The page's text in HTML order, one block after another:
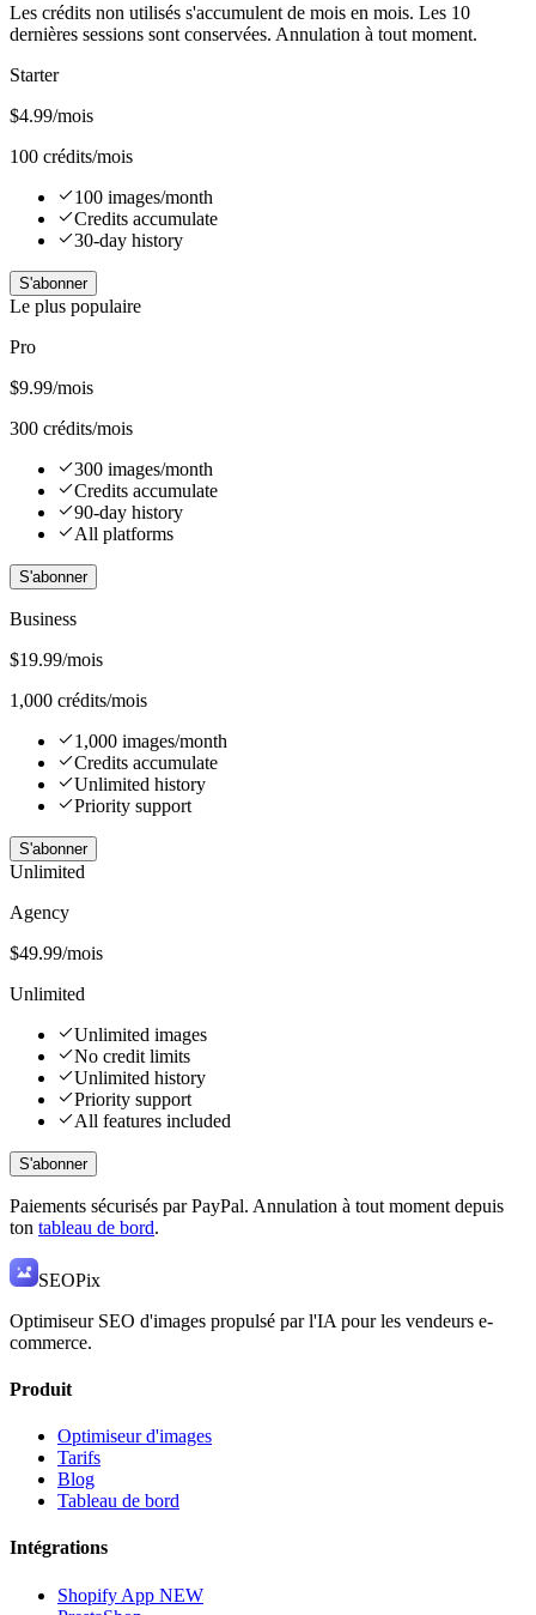
Les crédits non utilisés s'accumulent de mois en mois. Les 10
dernières sessions sont conservées. Annulation à tout moment.
Starter
$4.99/mois
100 crédits/mois
100 images/month
Credits accumulate
30-day history
S'abonner
Le plus populaire
Pro
$9.99/mois
300 crédits/mois
300 images/month
Credits accumulate
90-day history
All platforms
S'abonner
Business
$19.99/mois
1,000 crédits/mois
1,000 images/month
Credits accumulate
Unlimited history
Priority support
S'abonner
Unlimited
Agency
$49.99/mois
Unlimited
Unlimited images
No credit limits
Unlimited history
Priority support
All features included
S'abonner
Paiements sécurisés par PayPal. Annulation à tout moment depuis
ton tableau de bord.
SEOPix
Optimiseur SEO d'images propulsé par l'IA pour les vendeurs e-
commerce.
Produit
Optimiseur d'images
Tarifs
Blog
Tableau de bord
Intégrations
Shopify App NEW